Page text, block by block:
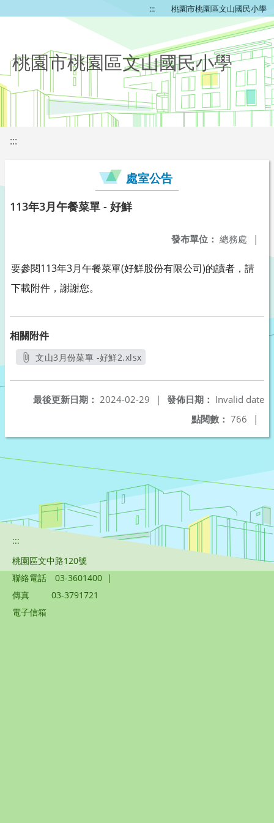
::: 桃園市桃園區文山國民小學
桃園市桃園區文山國民小學
:::
處室公告
113年3月午餐菜單 - 好鮮
發布單位： 總務處 |
要參閱113年3月午餐菜單(好鮮股份有限公司)的讀者，請
下載附件，謝謝您。
相關附件
文山3月份菜單 -好鮮2.xlsx
發佈日期： Invalid date
最後更新日期： 2024-02-29
|
點閱數： 766 |
:::
桃園區文中路120號
聯絡電話
03-3601400 |
傳真
03-3791721
電子信箱